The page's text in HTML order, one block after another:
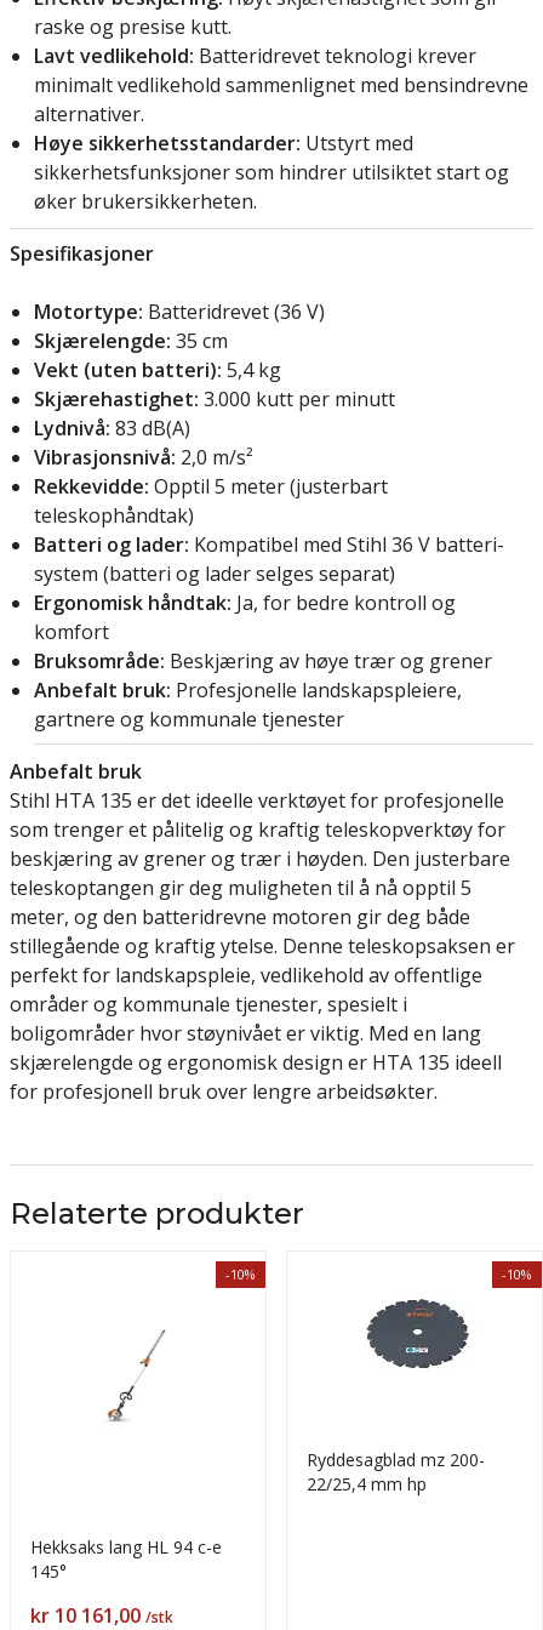
raske og presise kutt.
Lavt vedlikehold: Batteridrevet teknologi krever
minimalt vedlikehold sammenlignet med bensindrevne
alternativer.
Høye sikkerhetsstandarder: Utstyrt med
sikkerhetsfunksjoner som hindrer utilsiktet start og
øker brukersikkerheten.
Spesifikasjoner
Motortype: Batteridrevet (36 V)
Skjærelengde: 35 cm
Vekt (uten batteri): 5,4 kg
Skjærehastighet: 3.000 kutt per minutt
Lydnivå: 83 dB(A)
Vibrasjonsnivå: 2,0 m/s²
Rekkevidde: Opptil 5 meter (justerbart
teleskophåndtak)
Batteri og lader: Kompatibel med Stihl 36 V batteri-
system (batteri og lader selges separat)
Ergonomisk håndtak: Ja, for bedre kontroll og
komfort
Bruksområde: Beskjæring av høye trær og grener
Anbefalt bruk: Profesjonelle landskapspleiere,
gartnere og kommunale tjenester
Anbefalt bruk
Stihl HTA 135 er det ideelle verktøyet for profesjonelle
som trenger et pålitelig og kraftig teleskopverktøy for
beskjæring av grener og trær i høyden. Den justerbare
teleskoptangen gir deg muligheten til å nå opptil 5
meter, og den batteridrevne motoren gir deg både
stillegående og kraftig ytelse. Denne teleskopsaksen er
perfekt for landskapspleie, vedlikehold av offentlige
områder og kommunale tjenester, spesielt i
boligområder hvor støynivået er viktig. Med en lang
skjærelengde og ergonomisk design er HTA 135 ideell
for profesjonell bruk over lengre arbeidsøkter.
Relaterte produkter
-10%
Hekksaks lang HL 94 c-e
145°
Pris
kr 10 161,00 /stk
-10%
Ryddesagblad mz 200-
22/25,4 mm hp